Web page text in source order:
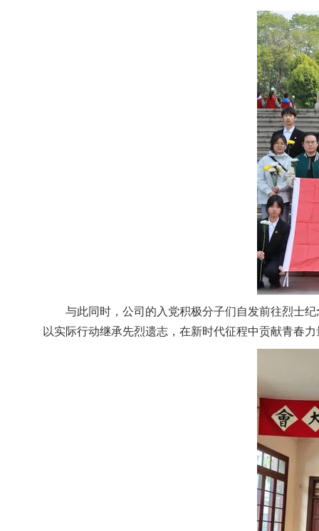
与此同时，公司的入党积极分子们自发前往烈士
以实际行动继承先烈遗志，在新时代征程中贡献青春力